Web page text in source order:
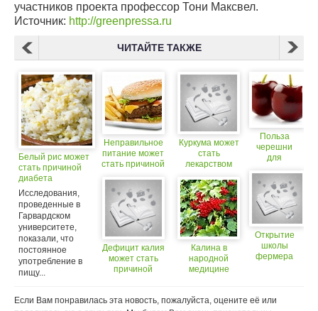
участников проекта профессор Тони Максвел.
Источник: http://greenpressa.ru
ЧИТАЙТЕ ТАКЖЕ
Белый рис может
стать причиной
диабета
Исследования,
проведенные в
Гарвардском
университете,
показали, что
постоянное
употребление в
пищу...
Неправильное
питание может
стать причиной
Дефицит калия
может стать
причиной
Куркума может
стать
лекарством
и ожирения
Калина в
народной
медицине
Польза
черешни
для
применение
в народной
медицине
Открытие
школы
фермера
Если Вам понравилась эта новость, пожалуйста, оцените её или